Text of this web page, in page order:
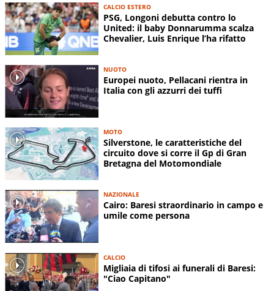
CALCIO ESTERO
PSG, Longoni debutta contro lo
United: il baby Donnarumma scalza
Chevalier, Luis Enrique l’ha rifatto
NUOTO
Europei nuoto, Pellacani rientra in
Italia con gli azzurri dei tuffi
MOTO
Silverstone, le caratteristiche del
circuito dove si corre il Gp di Gran
Bretagna del Motomondiale
NAZIONALE
Cairo: Baresi straordinario in campo e
umile come persona
CALCIO
Migliaia di tifosi ai funerali di Baresi:
"Ciao Capitano"